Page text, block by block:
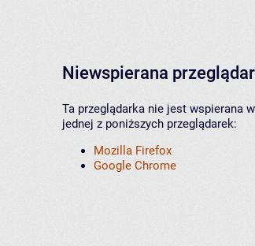
Niewspierana
Ta przeglądarka nie jest wspierana
jednej z poniższych przeglądarek:
Mozilla Firefox
Google Chrome